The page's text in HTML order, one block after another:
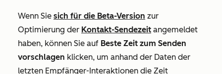
Wenn Sie sich für die Beta-Version zur
Optimierung der Kontakt-Sendezeit angemeldet
haben, können Sie auf Beste Zeit zum Senden
vorschlagen klicken, um anhand der Daten der
letzten Empfänger-Interaktionen die Zeit